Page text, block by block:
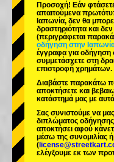
Προσοχή! Εάν
απαιτούμενα
Ιαπωνία, δεν θα
δραστηριότητα και
(περιγράφεται
οδήγηση στην
έγγραφα για οδήγηση
συμμετάσχετε στη
επιστροφή χρημάτων.
Διαβάστε παρακάτω
αποκτήσετε και
κατάστημά μας με
Σας συνιστούμε να
διπλώματος
αποκτήσει αφού
μέσω της συνομιλίας
(
ελέγξουμε εκ των